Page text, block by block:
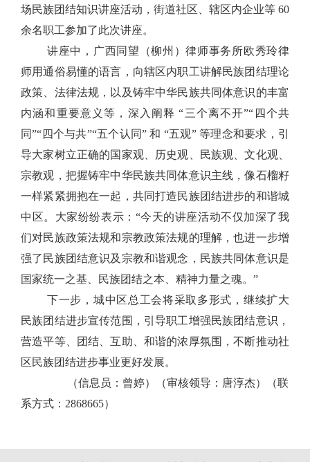
场民族团结知识讲座活动，街道社区、辖区内企业等 60
余名职工参加了此次讲座。
讲座中，广西同望（柳州）律师事务所欧秀玲律
师用通俗易懂的语言，向辖区内职工讲解民族团结理论
政策、法律法规，以及铸牢中华民族共同体意识的丰富
内涵和重要意义等，深入阐释 “三个离不开”“四个共
同”“四个与共”“五个认同” 和 “五观” 等理念和要求，引
导大家树立正确的国家观、历史观、民族观、文化观、
宗教观，把握铸牢中华民族共同体意识主线，像石榴籽
一样紧紧拥抱在一起，共同打造民族团结进步的和谐城
中区。大家纷纷表示：“今天的讲座活动不仅加深了我
们对民族政策法规和宗教政策法规的理解，也进一步增
强了民族团结意识及宗教和谐观念，民族共同体意识是
国家统一之基、民族团结之本、精神力量之魂。”
下一步，城中区总工会将采取多形式，继续扩大
民族团结进步宣传范围，引导职工增强民族团结意识，
营造平等、团结、互助、和谐的浓厚氛围，不断推动社
区民族团结进步事业更好发展。
（信息员：曾婷）（审核领导：唐淳杰）（联
系方式：2868665）